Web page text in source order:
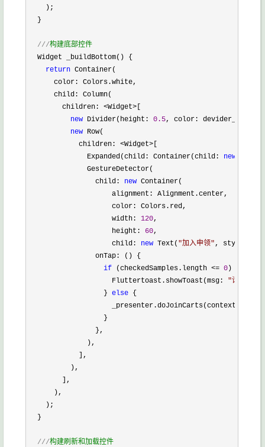
    );
  }
///构建底部控件
  Widget _buildBottom() {
return Container(
      color: Colors.white,
      child: Column(
        children:
<Widget>
new Divider(height: 0.5, color: devider_black),
new Row(
            children:
<Widget>
              Expanded(child: Container(child:
new
              GestureDetector(
                child:
new Container(
                    alignment: Alignment.center,
                    color: Colors.red,
                    width:
120,
                    height:
60,
                    child:
new Text( "加入申领", style:
                onTap: () {
if (checkedSamples.length <= 0 ) {
                    Fluttertoast.showToast(msg:
"请选择样
                  }
else {
_presenter.doJoinCarts(context,
                  }
                },
              ),
            ],
          ),
        ],
      ),
    );
  }
///构建刷新和加载控件